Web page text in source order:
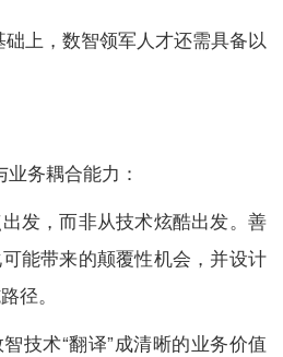
础上，数智领军人才还需具备以
务耦合能力：
发，而非从技术炫酷出发。善
能带来的颠覆性机会，并设计
径。
技术“翻译”成清晰的业务价值